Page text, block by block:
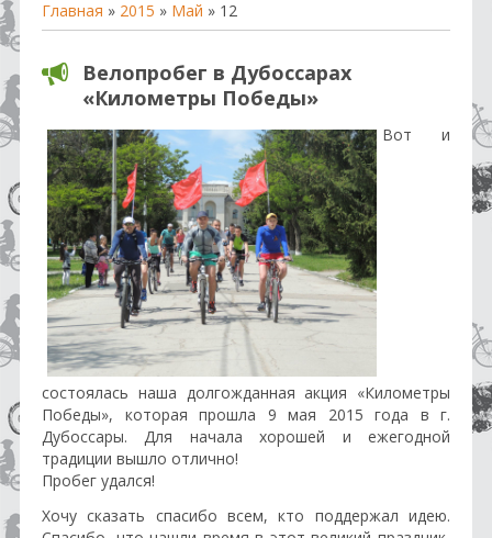
Главная » 2015 » Май » 12
Велопробег в Дубоссарах
«Километры Победы»
Вот и
состоялась наша долгожданная акция «Километры
Победы», которая прошла 9 мая 2015 года в г.
Дубоссары. Для начала хорошей и ежегодной
традиции вышло отлично!
Пробег удался!
Хочу сказать спасибо всем, кто поддержал идею.